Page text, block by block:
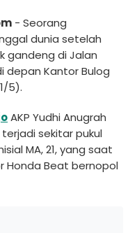
- Seorang
dunia setelah
gandeng di Jalan
depan Kantor Bulog
5).
AKP Yudhi Anugrah
sekitar pukul
MA, 21, yang saat
Beat bernopol